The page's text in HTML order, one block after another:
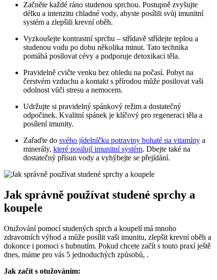
Začněte každé ráno studenou sprchou. Postupně zvyšujte
délku a intenzitu chladné vody, abyste posílili svůj imunitní
systém a zlepšili krevní oběh.
Vyzkoušejte kontrastní sprchu – střídavě střídejte teplou a
studenou vodu po dobu několika minut. Tato technika
pomáhá posilovat cévy a podporuje detoxikaci těla.
Pravidelně cvičte venku bez ohledu na počasí. Pobyt na
čerstvém vzduchu a kontakt s přírodou může posilovat vaši
odolnost vůči stresu a nemocem.
Udržujte si pravidelný spánkový režim a dostatečný
odpočinek. Kvalitní spánek je klíčový pro regeneraci těla a
posílení imunity.
Zařaďte do svého jídelníčku potraviny bohaté na vitamíny a
minerály, které posilují imunitní systém. Dbejte také na
dostatečný přísun vody a vyhýbejte se přejídání.
Jak správně používat studené sprchy a
koupele
Otužování pomocí studených sprch a koupelí má mnoho
zdravotních výhod a může posílit vaši imunitu, zlepšit krevní oběh a
dokonce i pomoci s hubnutím. Pokud chcete začít s touto praxí ještě
dnes, máme pro vás 5 jednoduchých způsobů, .
Jak začít s otužováním: